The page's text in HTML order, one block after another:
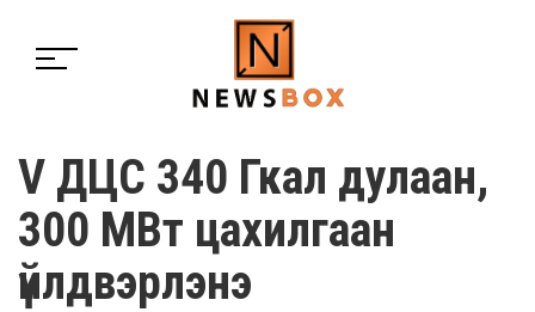
V ДЦС 340 Гкал дулаан,
300 МВт цахилгаан
үйлдвэрлэнэ